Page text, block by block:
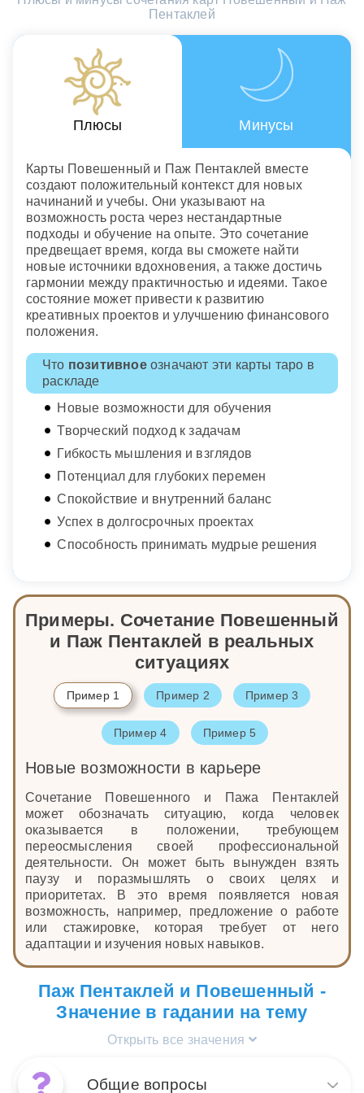
Пентаклей
Плюсы Минусы
Карты Повешенный и Паж Пентаклей вместе
создают положительный контекст для новых
начинаний и учебы. Они указывают на
возможность роста через нестандартные
подходы и обучение на опыте. Это сочетание
предвещает время, когда вы сможете найти
новые источники вдохновения, а также достичь
гармонии между практичностью и идеями. Такое
состояние может привести к развитию
креативных проектов и улучшению финансового
положения.
Что позитивноеозначают эти карты таро в
раскладе
Новые возможности для обучения
Творческий подход к задачам
Гибкость мышления и взглядов
Потенциал для глубоких перемен
Спокойствие и внутренний баланс
Успех в долгосрочных проектах
Способность принимать мудрые решения
Примеры. Сочетание Повешенный
и Паж Пентаклей в реальных
ситуациях
Пример 1 Пример 2 Пример 3
Пример 4 Пример 5
Новые возможности в карьере
Сочетание Повешенного и Пажа Пентаклей
может обозначать ситуацию, когда человек
оказывается в положении, требующем
переосмысления своей профессиональной
деятельности. Он может быть вынужден взять
паузу и поразмышлять о своих целях и
приоритетах. В это время появляется новая
возможность, например, предложение о работе
или стажировке, которая требует от него
адаптации и изучения новых навыков.
Паж Пентаклей и Повешенный -
Значение в гадании на тему
Открыть все значения
Общие вопросы